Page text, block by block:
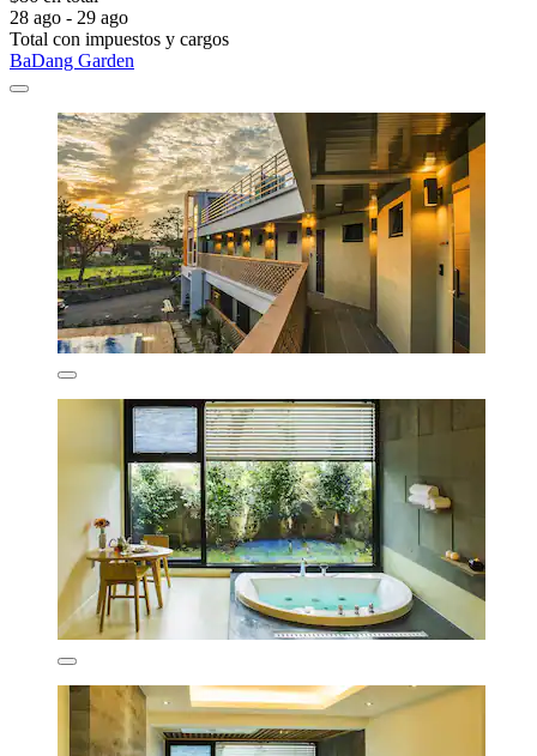
28 ago - 29 ago
Total con impuestos y cargos
BaDang Garden